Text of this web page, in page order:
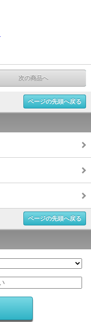
次の商品へ
ページの先頭へ戻る
ページの先頭へ戻る